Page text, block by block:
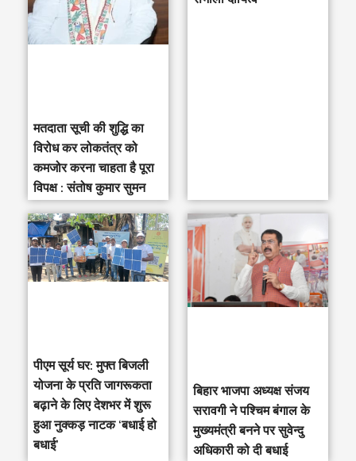
मतदाता सूची की शुद्धि का
विरोध कर लोकतंत्र को
कमजोर करना चाहता है पूरा
विपक्ष : संतोष कुमार सुमन
पीएम सूर्य घर: मुफ्त बिजली
योजना के प्रति जागरूकता
बढ़ाने के लिए देशभर में शुरू
हुआ नुक्कड़ नाटक ‘बधाई हो
बधाई’
‎बिहार भाजपा अध्यक्ष संजय
सरावगी ने पश्चिम बंगाल के
मुख्यमंत्री बनने पर सुवेन्दु
अधिकारी को दी बधाई